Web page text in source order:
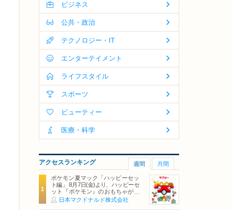
ビジネス
公共・政治
テクノロジー・IT
エンターテイメント
ライフスタイル
スポーツ
ビューティー
医療・科学
アクセスランキング 週間 月間
ポケモン夏マック「ハッピーセッ
ト編」 8月7日(金)より、ハッピーセ
ット『ポケモン』のおもちゃが期
間限定登場
日本マクドナルド株式会社